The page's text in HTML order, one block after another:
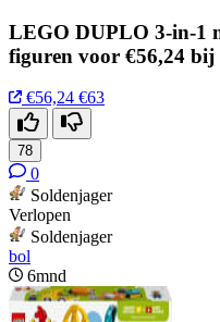
LEGO DUPLO 3-in-1
figuren voor €56,24 bij
€56,24 €63
78
0
Soldenjager
Verlopen
Soldenjager
bol
6mnd